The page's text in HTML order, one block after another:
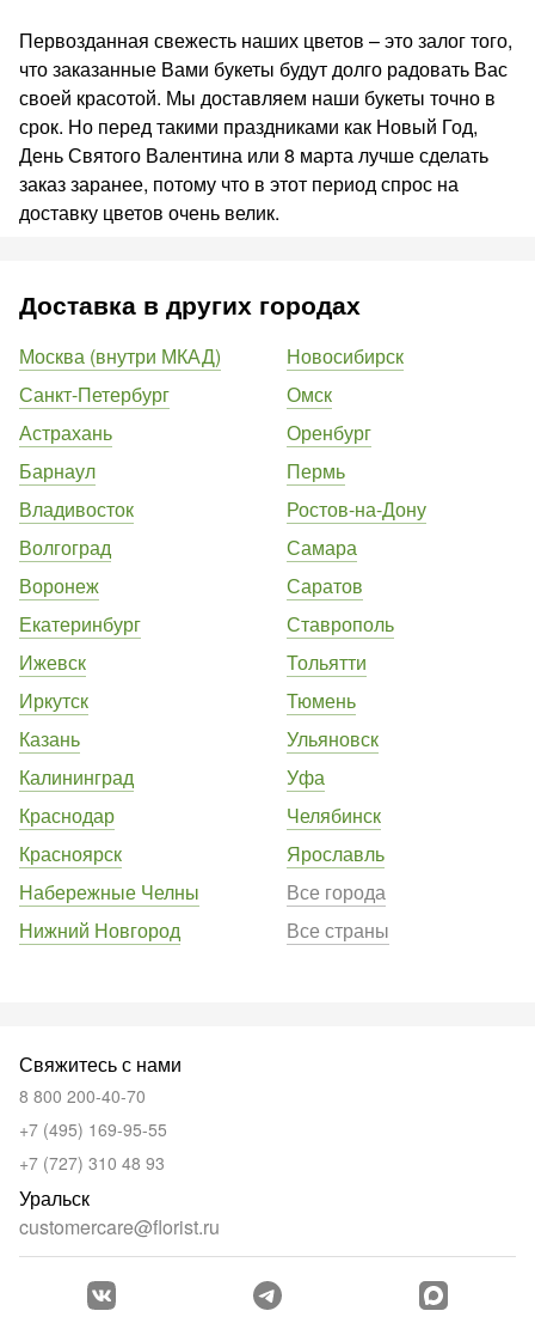
Первозданная свежесть наших цветов – это залог того,
что заказанные Вами букеты будут долго радовать Вас
своей красотой. Мы доставляем наши букеты точно в
срок. Но перед такими праздниками как Новый Год,
День Святого Валентина или 8 марта лучше сделать
заказ заранее, потому что в этот период спрос на
доставку цветов очень велик.
Доставка в других городах
Москва (внутри МКАД)
Санкт-Петербург
Астрахань
Барнаул
Владивосток
Волгоград
Воронеж
Екатеринбург
Ижевск
Иркутск
Казань
Калининград
Краснодар
Красноярск
Набережные Челны
Нижний Новгород
Новосибирск
Омск
Оренбург
Пермь
Ростов-на-Дону
Самара
Саратов
Ставрополь
Тольятти
Тюмень
Ульяновск
Уфа
Челябинск
Ярославль
Все города
Все страны
Свяжитесь с нами
8 800 200-40-70
+7 (495) 169-95-55
+7 (727) 310 48 93
Уральск
customercare@florist.ru